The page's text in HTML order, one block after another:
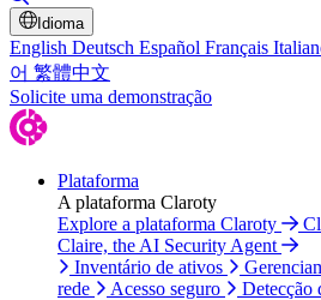
Idioma
English Deutsch Español Français
어 繁體中文
Solicite uma demonstração
Plataforma
A plataforma Claroty
Explore a plataforma Claroty
Claire, the AI Security Agent
Inventário de ativos
rede
Acesso seguro Detecção